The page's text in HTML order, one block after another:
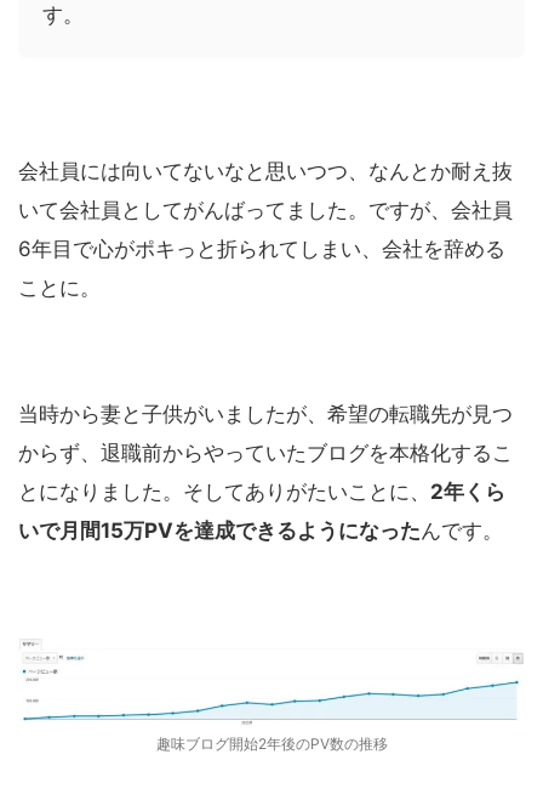
す。
会社員には向いてないなと思いつつ、なんとか耐え抜
いて会社員としてがんばってました。ですが、会社員
6年目で心がポキっと折られてしまい、会社を辞める
ことに。
当時から妻と子供がいましたが、希望の転職先が見つ
からず、退職前からやっていたブログを本格化するこ
とになりました。そしてありがたいことに、 2年くら
いで月間15万PVを達成できるようになったんです。
趣味ブログ開始2年後のPV数の推移